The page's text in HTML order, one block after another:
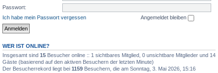
Passwort:
Ich habe mein Passwort vergessen
Angemeldet bleiben
WER IST ONLINE?
Insgesamt sind 15 Besucher online :: 1 sichtbares Mitglied, 0 unsichtbare Mitglieder und 14
Gäste (basierend auf den aktiven Besuchern der letzten Minute)
Der Besucherrekord liegt bei 1159 Besuchern, die am Sonntag, 3. Mai 2026, 15:16